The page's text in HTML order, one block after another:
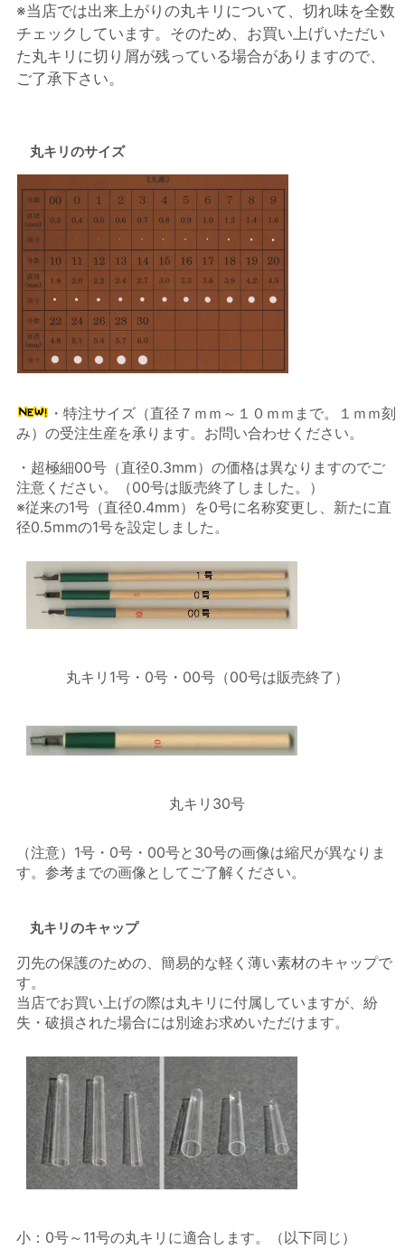
※当店では出来上がりの丸キリについて、切れ味を全数
チェックしています。そのため、お買い上げいただい
た丸キリに切り屑が残っている場合がありますので、
ご了承下さい。
丸キリのサイズ
・特注サイズ（直径７ｍｍ～１０ｍｍまで。１ｍｍ刻
み）の受注生産を承ります。お問い合わせください。
・超極細00号（直径0.3mm）の価格は異なりますのでご
注意ください。（00号は販売終了しました。）
※従来の1号（直径0.4mm）を0号に名称変更し、新たに直
径0.5mmの1号を設定しました。
丸キリ1号・0号・00号（00号は販売終了）
丸キリ30号
（注意）1号・0号・00号と30号の画像は縮尺が異なりま
す。参考までの画像としてご了解ください。
丸キリのキャップ
刃先の保護のための、簡易的な軽く薄い素材のキャップで
す。
当店でお買い上げの際は丸キリに付属していますが、紛
失・破損された場合には別途お求めいただけます。
小：0号～11号の丸キリに適合します。（以下同じ）